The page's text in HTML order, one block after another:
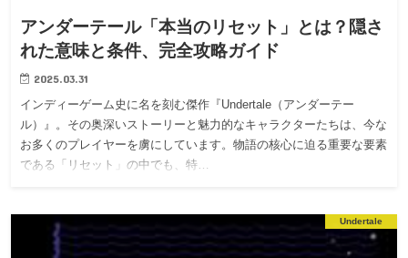
アンダーテール「本当のリセット」とは？隠さ
れた意味と条件、完全攻略ガイド
2025.03.31
インディーゲーム史に名を刻む傑作『Undertale（アンダーテー
ル）』。その奥深いストーリーと魅力的なキャラクターたちは、今な
お多くのプレイヤーを虜にしています。物語の核心に迫る重要な要素
である「リセット」の中でも、特…
Undertale